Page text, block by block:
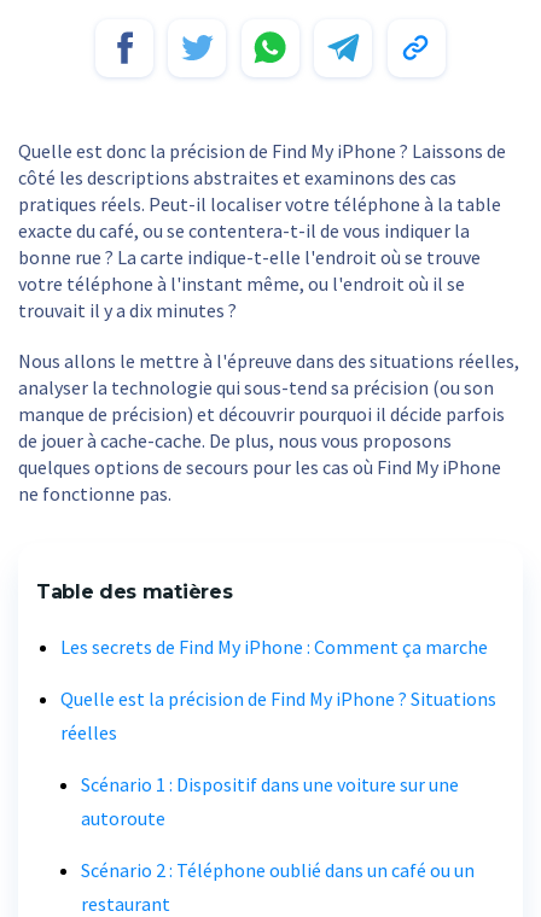
Quelle est donc la précision de Find My iPhone ? Laissons de
côté les descriptions abstraites et examinons des cas
pratiques réels. Peut-il localiser votre téléphone à la table
exacte du café, ou se contentera-t-il de vous indiquer la
bonne rue ? La carte indique-t-elle l'endroit où se trouve
votre téléphone à l'instant même, ou l'endroit où il se
trouvait il y a dix minutes ?
Nous allons le mettre à l'épreuve dans des situations réelles,
analyser la technologie qui sous-tend sa précision (ou son
manque de précision) et découvrir pourquoi il décide parfois
de jouer à cache-cache. De plus, nous vous proposons
quelques options de secours pour les cas où Find My iPhone
ne fonctionne pas.
Table des matières
Les secrets de Find My iPhone : Comment ça marche
Quelle est la précision de Find My iPhone ? Situations
réelles
Scénario 1 : Dispositif dans une voiture sur une
autoroute
Scénario 2 : Téléphone oublié dans un café ou un
restaurant